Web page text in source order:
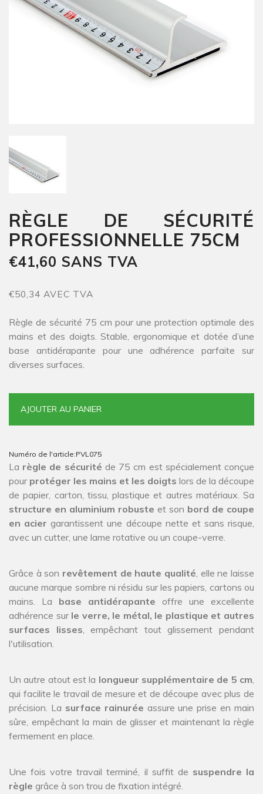
RÈGLE DE SÉCURITÉ
PROFESSIONNELLE 75CM
€41,60 SANS TVA
€50,34 AVEC TVA
Règle de sécurité 75 cm pour une protection optimale des
mains et des doigts. Stable, ergonomique et dotée d’une
base antidérapante pour une adhérence parfaite sur
diverses surfaces.
AJOUTER AU PANIER
Numéro de l'article:PVL075
La règle de sécurité de 75 cm est spécialement conçue
pour protéger les mains et les doigts lors de la découpe
de papier, carton, tissu, plastique et autres matériaux. Sa
structure en aluminium robuste et son bord de coupe
en acier garantissent une découpe nette et sans risque,
avec un cutter, une lame rotative ou un coupe-verre.
Grâce à son revêtement de haute qualité , elle ne laisse
aucune marque sombre ni résidu sur les papiers, cartons ou
mains. La base antidérapante offre une excellente
adhérence sur le verre, le métal, le plastique et autres
surfaces lisses , empêchant tout glissement pendant
l'utilisation.
Un autre atout est la longueur supplémentaire de 5 cm
qui facilite le travail de mesure et de découpe avec plus de
précision. La surface rainurée assure une prise en main
sûre, empêchant la main de glisser et maintenant la règle
fermement en place.
Une fois votre travail terminé, il suffit de suspendre la
règle grâce à son trou de fixation intégré.